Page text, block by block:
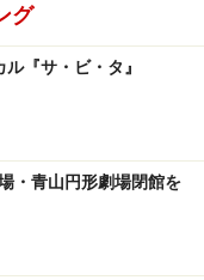
グ
『サ・ビ・タ』
・青山円形劇場閉館を